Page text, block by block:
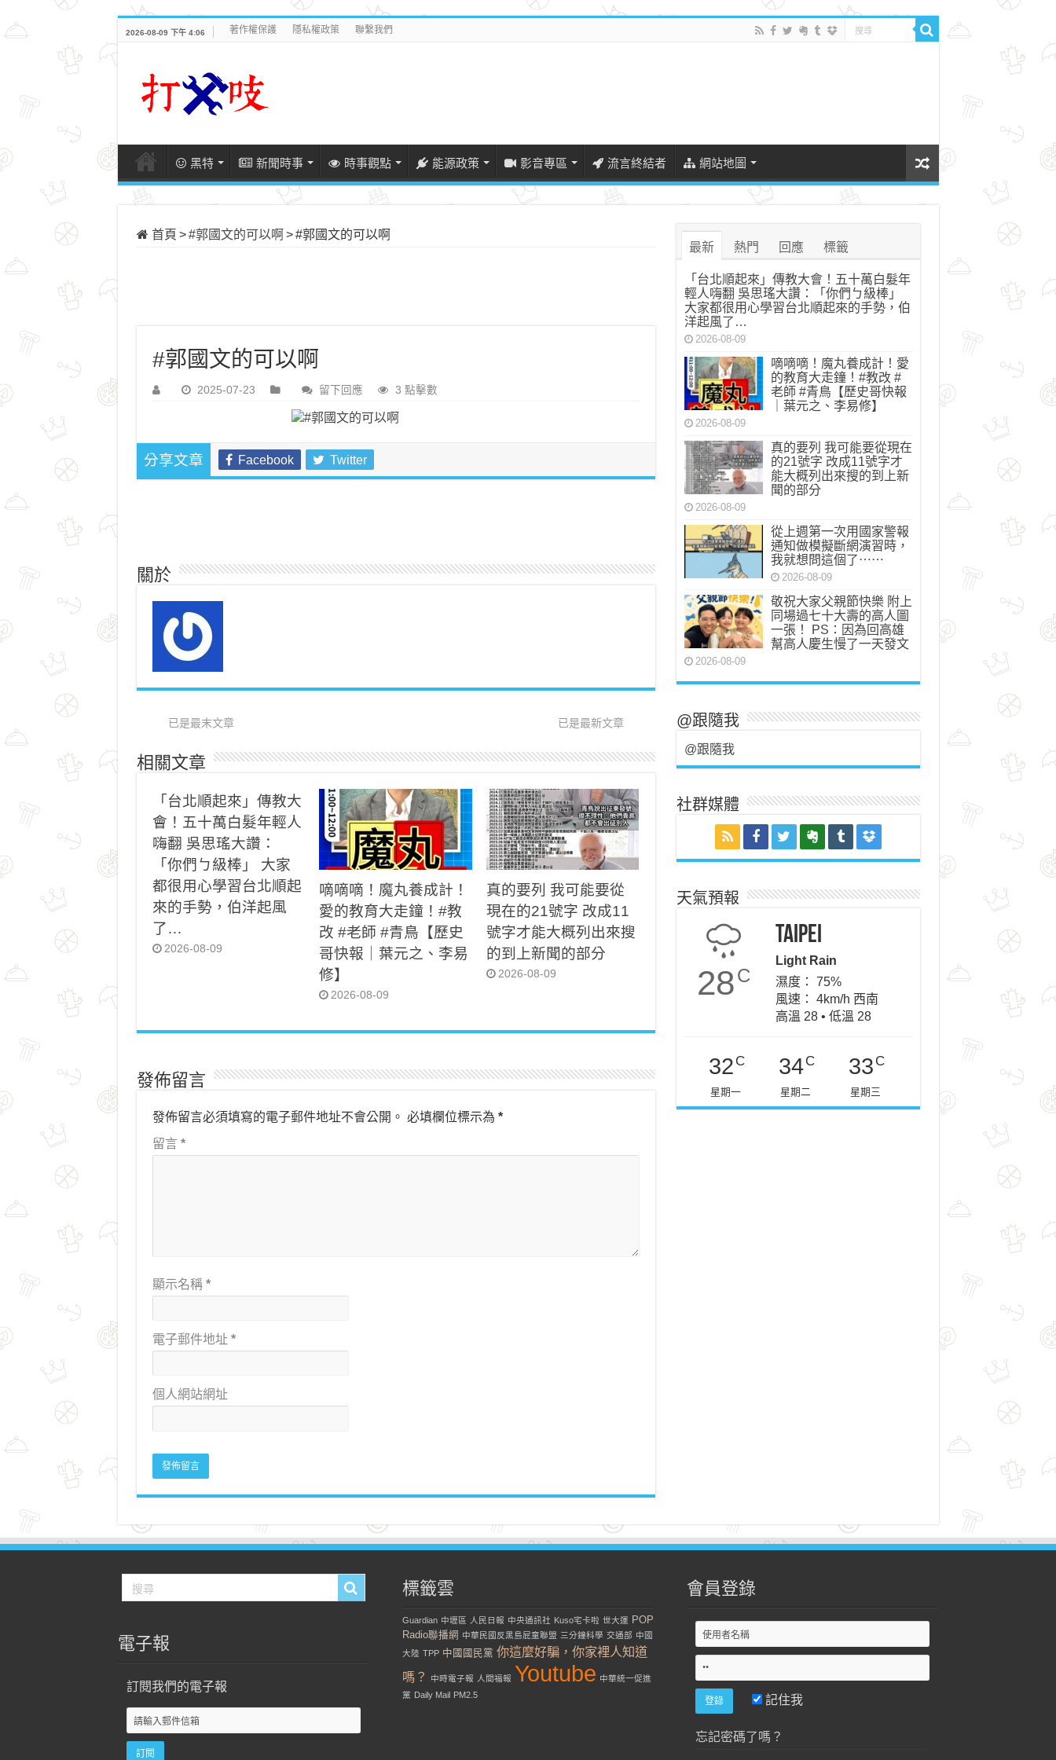
2026-08-09 下午 4:06 著作權保護 隱私權政策 聯繫我們
黑特 新聞時事 時事觀點 能源政策 影音專區 流言終結者 網站地圖
首頁 > #郭國文的可以啊 > #郭國文的可以啊
#郭國文的可以啊
2025-07-23 留下回應 3 點擊數
分享文章 Facebook Twitter
關於
已是最末文章 已是最新文章
相關文章
「台北順起來」傳教大
會！五十萬白髮年輕人
嗨翻 吳思瑤大讚：
「你們ㄅ級棒」 大家
都很用心學習台北順起
來的手勢，伯洋起風
了…
2026-08-09
嘀嘀嘀！魔丸養成計！
愛的教育大走鐘！#教
改 #老師 #青鳥【歷史
哥快報｜葉元之、李易
修】
2026-08-09
真的要列 我可能要從
現在的21號字 改成11
號字才能大概列出來搜
的到上新聞的部分
2026-08-09
發佈留言
發佈留言必須填寫的電子郵件地址不會公開。 必填欄位標示為 *
留言 *
顯示名稱 *
電子郵件地址 *
個人網站網址
最新 熱門 回應 標籤
「台北順起來」傳教大會！五十萬白髮年
輕人嗨翻 吳思瑤大讚：「你們ㄅ級棒」
大家都很用心學習台北順起來的手勢，伯
洋起風了…
2026-08-09
嘀嘀嘀！魔丸養成計！愛
的教育大走鐘！#教改 #
老師 #青鳥【歷史哥快報
｜葉元之、李易修】
2026-08-09
真的要列 我可能要從現在
的21號字 改成11號字才
能大概列出來搜的到上新
聞的部分
2026-08-09
從上週第一次用國家警報
通知做模擬斷網演習時，
我就想問這個了⋯⋯
2026-08-09
敬祝大家父親節快樂 附上
同場過七十大壽的高人圖
一張！ PS：因為回高雄
幫高人慶生慢了一天發文
2026-08-09
@跟隨我
@跟隨我
社群媒體
天氣預報
28C
Taipei
Light Rain
濕度： 75%
風速： 4km/h 西南
高溫 28 • 低溫 28
32 C
星期一
34C
星期二
33 C
星期三
電子報
訂閱我們的電子報
標籤雲
Guardian 中壢區 人民日報 中央通訊社 Kuso宅卡啦 世大運 POP
Radio聯播網 中華民國反黑島屁童聯盟 三分鐘科學 交通部 中國
大陸 TPP 中國國民黨 你這麼好騙，你家裡人知道
嗎？
中時電子報 人間福報 Youtube 中華統一促進
黨 Daily Mail PM2.5
會員登錄
記住我
忘記密碼了嗎？